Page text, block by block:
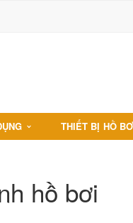
THIẾT BỊ HỒ
hồ bơi